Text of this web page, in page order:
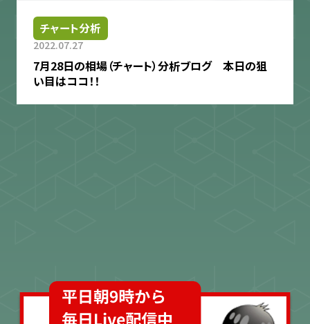
チャート分析
2022.07.27
7月28日の相場（チャート）分析ブログ 本日の狙
い目はココ！！